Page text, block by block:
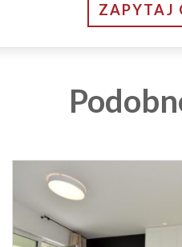
ZAPYTAJ